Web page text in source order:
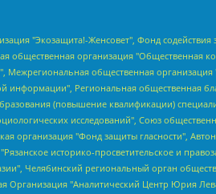
фонд социальных проектов "Новое время", "Idel.Реалии", Кавказ.Реалии, Крым.Реалии, Телеканал Настоящее Время, Татаро-башкирская служба Радио Свобода (Azatliq Radiosi), Радио Свободная Европа/Радио Свобода (PCE/PC), "Сибирь.Реалии", "Фактограф", Благотворительный фонд помощи осужденным и их семьям, Автономная некоммерческая организация "Институт глобализации и социальных движений", Фонд "В защиту прав заключенных", Частное учреждение "Центр поддержки и содействия развитию средств массовой информации", Пензенский региональный общественный благотворительный фонд "Гражданский союз", "Север.Реалии", Некоммерческая организация Фонд "Правовая инициатива", Общество с ограниченной ответственностью "Радио Свободная Европа/Радио Свобода", Чешское информационное агентство "MEDIUM-ORIENT", Красноярская региональная общественная организация "Мы против СПИДа", Камалягин Денис Николаевич, Маркелов Сергей Евгеньевич, Пономарев Лев Александрович, Савицкая Людмила Алексеевна, Автономная некоммерческая организация "Центр по работе с проблемой насилия "НАСИЛИЮ.НЕТ", Межрегиональный профессиональный союз работников здравоохранения "Альянс врачей", Юридическое лицо, зарегистрированное в Латвийской Республике, SIA "Medusa Project" (регистрационный номер 40103797863, дата регистрации 10.06.2014), Некоммерческая организация "Фонд по борьбе с коррупцией", Автономная некоммерческая организация "Институт права и публичной политики", Баданин Роман Сергеевич, Гликин Максим Александрович, Железнова Мария Михайловна, Лукьянова Юлия Сергеевна, Маетная Елизавета Витальевна, Маняхин Петр Борисович, Чуракова Ольга Владимировна, Ярош Юлия Петровна, Юридическое лицо "The Insider SIA", зарегистрированное в Риге, Латвийская Республика (дата регистрации 26.06.2015), являющееся администратором доменного имени интернет-издания "The Insider SIA", https://theins.ru, Постернак Алексей Евгеньевич, Рубин Михаил Аркадьевич, Анин Роман Александрович, Юридическое лицо Istories